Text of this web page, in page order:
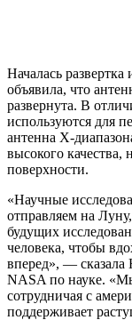
Началась
объявила, что
развернута. В
используются для
антенна X-
высокого
поверхности.
«Научные
отправляем на
будущих
человека, чтобы
вперед», — сказала
NASA по науке.
сотрудничая с
поддерживает